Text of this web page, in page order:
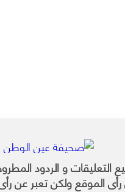
التعليقات و الردود
الموقع ولكن تعبر عن